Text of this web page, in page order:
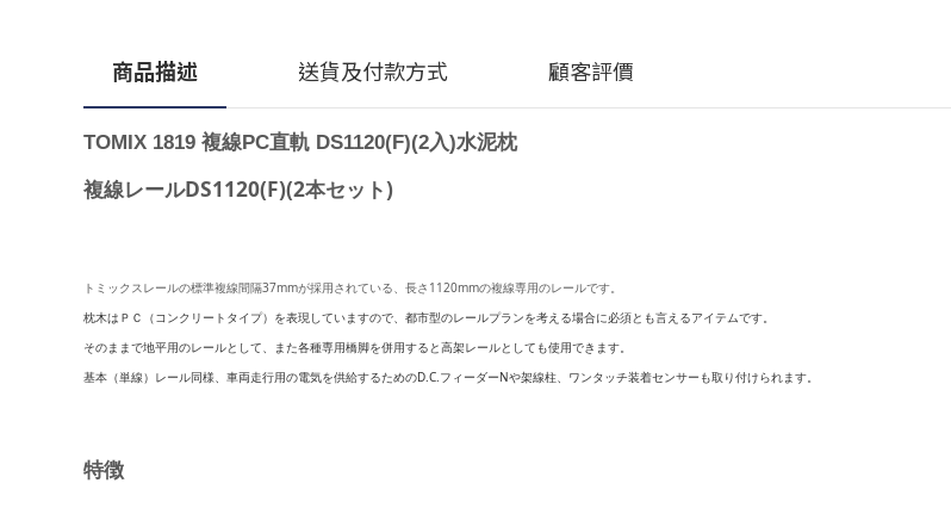
商品描述 送貨及付款方式 顧客評價
TOMIX 1819 複線PC直軌 DS1120(F)(2入)水泥枕
複線レールDS1120(F)(2本セット)
トミックスレールの標準複線間隔37mmが採用されている、長さ 1120mmの複線専用のレールです。
枕木はＰＣ（コンクリートタイプ）を表現していますので、都市型のレールプランを考える場合に必須とも言えるアイテムです。
そのままで地平用のレールとして、また各種専用橋脚を併用すると高架レールとしても使用できます。
基本（単線）レール同様、車両走行用の電気を供給するためのD.C.フィーダーNや架線柱、ワンタッチ装着センサーも取り付けられます。
特徴